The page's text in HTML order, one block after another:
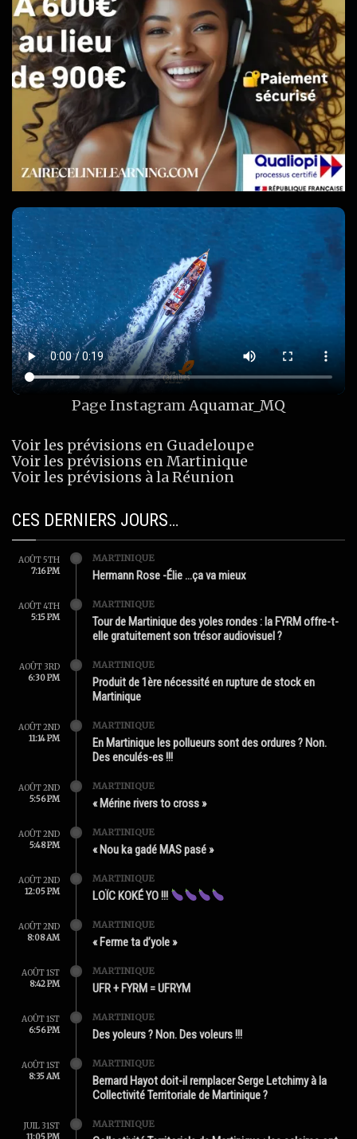
Page InstagramAquamar_MQ
Voir les prévisions en Guadeloupe
Voir les prévisions en Martinique
Voir les prévisions à la Réunion
CES DERNIERS JOURS…
AOÛT 5TH
7:16 PM
MARTINIQUE
Hermann Rose -Élie …ça va mieux
AOÛT 4TH
5:15 PM
MARTINIQUE
Tour de Martinique des yoles rondes : la FYRM offre-t-
elle gratuitement son trésor audiovisuel ?
AOÛT 3RD
6:30 PM
MARTINIQUE
Produit de 1ère nécessité en rupture de stock en
Martinique
AOÛT 2ND
11:14 PM
MARTINIQUE
En Martinique les pollueurs sont des ordures ? Non.
Des enculés-es !!!
AOÛT 2ND
5:56 PM
MARTINIQUE
« Mérine rivers to cross »
AOÛT 2ND
5:48 PM
MARTINIQUE
« Nou ka gadé MAS pasé »
AOÛT 2ND
12:05 PM
MARTINIQUE
LOÏC KOKÉ YO !!!
AOÛT 2ND
8:08 AM
MARTINIQUE
« Ferme ta d’yole »
AOÛT 1ST
8:42 PM
MARTINIQUE
UFR + FYRM = UFRYM
AOÛT 1ST
6:56 PM
MARTINIQUE
Des yoleurs ? Non. Des voleurs !!!
AOÛT 1ST
8:35 AM
MARTINIQUE
Bernard Hayot doit-il remplacer Serge Letchimy à la
Collectivité Territoriale de Martinique ?
JUIL 31ST
MARTINIQUE